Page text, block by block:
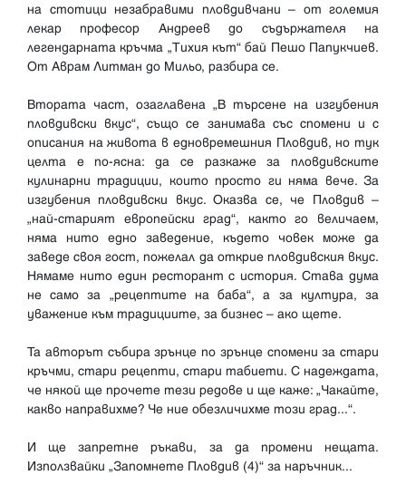
на стотици незабравими пловдивчани – от големия
лекар професор Андреев до съдържателя на
легендарната кръчма „Тихия кът“ бай Пешо Папукчиев.
От Аврам Литман до Мильо, разбира се.
Втората част, озаглавена „В търсене на изгубения
пловдивски вкус“, също се занимава със спомени и с
описания на живота в едновремешния Пловдив, но тук
целта е по-ясна: да се разкаже за пловдивските
кулинарни традиции, които просто ги няма вече. За
изгубения пловдивски вкус. Оказва се, че Пловдив –
„най-старият европейски град“, както го величаем,
няма нито едно заведение, където човек може да
заведе своя гост, пожелал да открие пловдивския вкус.
Нямаме нито един ресторант с история. Става дума
не само за „рецептите на баба“, а за култура, за
уважение към традициите, за бизнес – ако щете.
Та авторът събира зрънце по зрънце спомени за стари
кръчми, стари рецепти, стари табиети. С надеждата,
че някой ще прочете тези редове и ще каже: „Чакайте,
какво направихме? Че ние обезличихме този град...“.
И ще запретне ръкави, за да промени нещата.